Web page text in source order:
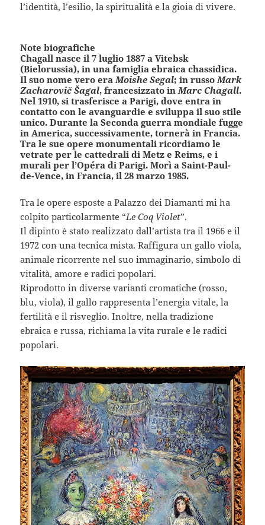
l’identità, l’esilio, la spiritualità e la gioia di vivere.
Note biografiche
Chagall nasce il 7 luglio 1887 a Vitebsk
(Bielorussia), in una famiglia ebraica chassidica.
Il suo nome vero eraMoishe Segal; in russoMark
Zacharovič Šagal, francesizzato inMarc Chagall.
Nel 1910, si trasferisce a Parigi, dove entra in
contatto con le avanguardie e sviluppa il suo stile
unico. Durante la Seconda guerra mondiale fugge
in America, successivamente, tornerà in Francia.
Tra le sue opere monumentali ricordiamo le
vetrate per le cattedrali di Metz e Reims, e i
murali per l’Opéra di Parigi. Morì a Saint-Paul-
de-Vence, in Francia, il 28 marzo 1985.
Tra le opere esposte a Palazzo dei Diamanti mi ha
colpito particolarmente “Le Coq Violet”.
Il dipinto è stato realizzato dall’artista tra il 1966 e il
1972 con una tecnica mista. Raffigura un gallo viola,
animale ricorrente nel suo immaginario, simbolo di
vitalità, amore e radici popolari.
Riprodotto in diverse varianti cromatiche (rosso,
blu, viola), il gallo rappresenta l’energia vitale, la
fertilità e il risveglio. Inoltre, nella tradizione
ebraica e russa, richiama la vita rurale e le radici
popolari.